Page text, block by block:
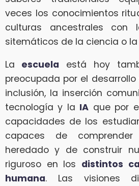
veces los conocimientos
culturas ancestrales con
sitemáticos de la ciencia o
La escuela está hoy
preocupada por el
inclusión, la inserción
tecnología y la IA que por
capacidades de los
capaces de
heredado y de construir
riguroso en los distintos
humana. Las visiones